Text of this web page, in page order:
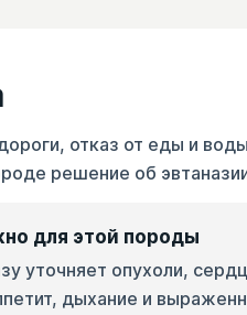
отказ от еды и
решение об
для этой породы
уточняет опухоли,
дыхание и